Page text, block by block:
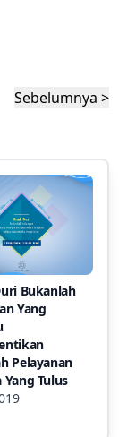
Sebelumnya >
Bukanlah
Yang
Pelayanan
Yang Tulus